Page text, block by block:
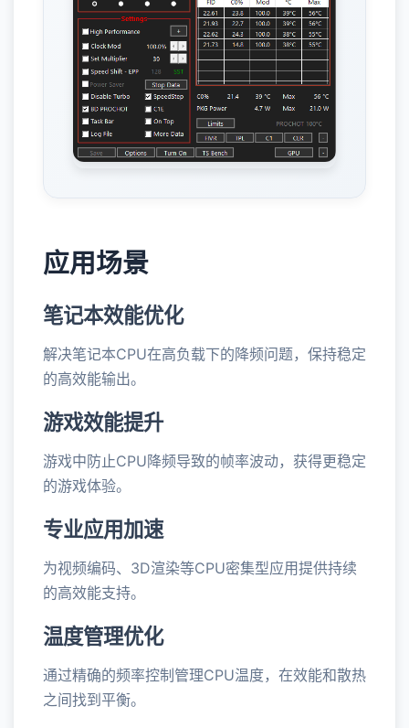
应用场景
笔记本效能优化
解决笔记本CPU在高负载下的降频问题，保持稳定
的高效能输出。
游戏效能提升
游戏中防止CPU降频导致的帧率波动，获得更稳定
的游戏体验。
专业应用加速
为视频编码、3D渲染等CPU密集型应用提供持续
的高效能支持。
温度管理优化
通过精确的频率控制管理CPU温度，在效能和散热
之间找到平衡。